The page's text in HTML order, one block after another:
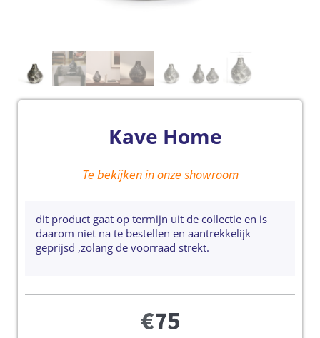
Kave Home
Te bekijken in onze showroom
dit product gaat op termijn uit de collectie en is
daarom niet na te bestellen en aantrekkelijk
geprijsd ,zolang de voorraad strekt.
€75